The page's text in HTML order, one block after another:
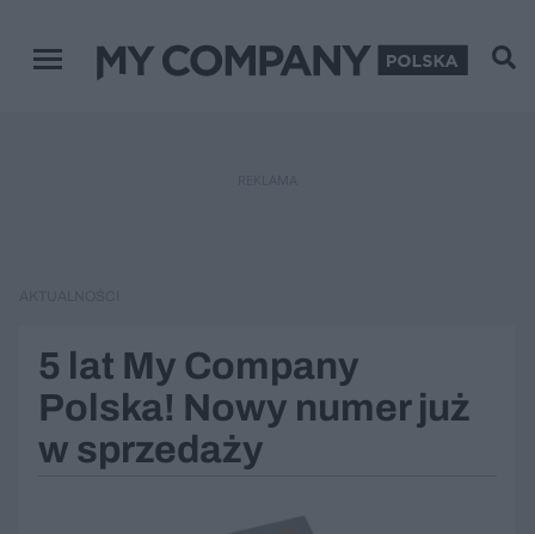
Menu główne
5 lat My Company
Polska! Nowy numer już
w sprzedaży